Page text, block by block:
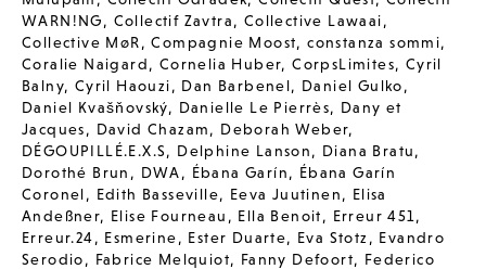
WARN!NG, Collectif Zavtra, Collective Lawaai,
Collective MøR,Compagnie Moost,constanza sommi,
Coralie Naigard, Cornelia Huber,CorpsLimites, Cyril
Balny, Cyril Haouzi, Dan Barbenel, Daniel Gulko,
Daniel Kvašňovský, Danielle Le Pierrès, Dany et
Jacques, David Chazam, Deborah Weber,
DÉGOUPILLÉ.E.X.S, Delphine Lanson, Diana Bratu,
Dorothé Brun , DWA, Ébana Garín, Ébana Garín
Coronel, Edith Basseville, Eeva Juutinen, Elisa
Andeßner, Elise Fourneau , Ella Benoit, Erreur 451,
Erreur.24, Esmerine, Ester Duarte, Eva Stotz , Evandro
Serodio, Fabrice Melquiot, Fanny Defoort, Federico